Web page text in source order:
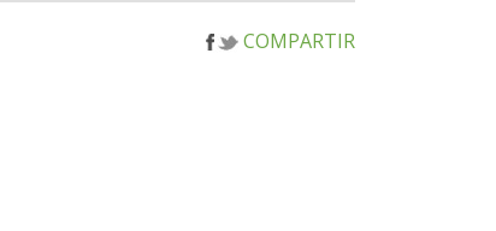
COMPARTIR